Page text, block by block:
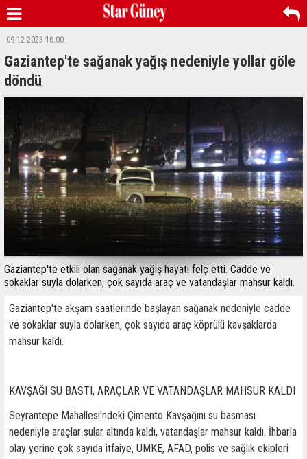
09-12-2023 16:00
Gaziantep'te sağanak yağış nedeniyle yollar göle
döndü
Gaziantep'te etkili olan sağanak yağış hayatı felç etti. Cadde ve
sokaklar suyla dolarken, çok sayıda araç ve vatandaşlar mahsur kaldı.
Gaziantep'te akşam saatlerinde başlayan sağanak nedeniyle cadde
ve sokaklar suyla dolarken, çok sayıda araç köprülü kavşaklarda
mahsur kaldı.
KAVŞAĞI SU BASTI, ARAÇLAR VE VATANDAŞLAR MAHSUR KALDI
Seyrantepe Mahallesi'ndeki Çimento Kavşağını su basması
nedeniyle araçlar sular altında kaldı, vatandaşlar mahsur kaldı. İhbarla
olay yerine çok sayıda itfaiye, UMKE, AFAD, polis ve sağlık ekipleri